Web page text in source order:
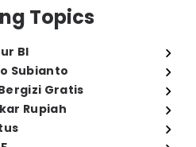
Topics
BI
Subianto
Gratis
Rupiah